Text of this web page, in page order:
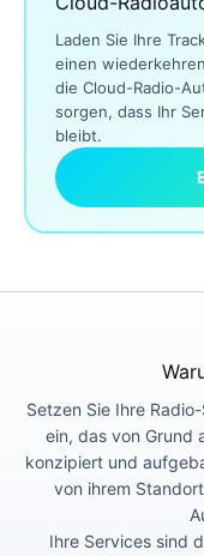
Laden Sie Ihre
einen
die Cloud-Radio-
sorgen, dass Ihr
bleibt.
Setzen Sie Ihre
ein, das von Grund
konzipiert und
von ihrem
Ihre Services sind